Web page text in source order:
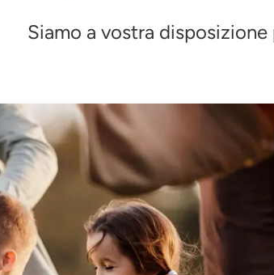
Siamo a vostra